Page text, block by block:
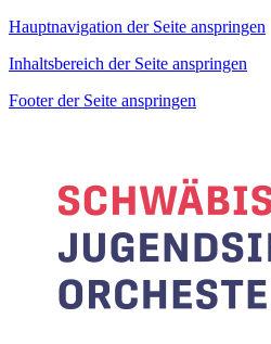
Hauptnavigation der Seite anspringen
Inhaltsbereich der Seite anspringen
Footer der Seite anspringen